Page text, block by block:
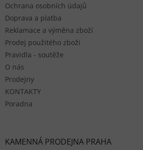
Ochrana osobních údajů
Doprava a platba
Reklamace a výměna zboží
Prodej použitého zboží
Pravidla - soutěže
O nás
Prodejny
KONTAKTY
Poradna
KAMENNÁ PRODEJNA PRAHA